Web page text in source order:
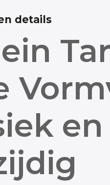
details
en